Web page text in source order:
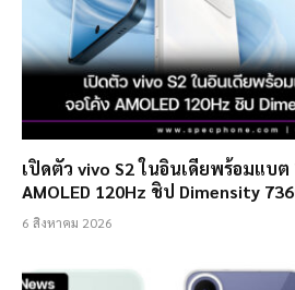
เปิดตัว vivo S2 ในอินเดียพร้อมแบต
AMOLED 120Hz ชิป Dimensity
6 สิงหาคม 2026